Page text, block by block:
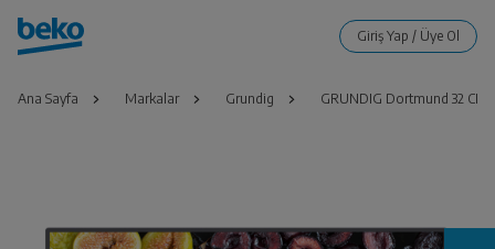
Ana Sayfa Markalar Grundig GRUNDIG Dortmund 32 CLE